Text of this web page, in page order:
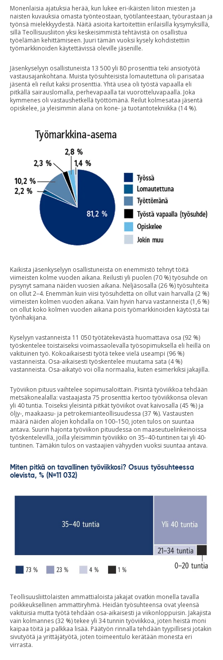
Monenlaisia ajatuksia herää, kun lukee eri-ikäisten liiton miesten ja
naisten kuvauksia omasta työnteostaan, työtilanteestaan, työurastaan ja
työnsä mielekkyydestä. Näitä asioita kartoitettiin erilaisilla kysymyksillä,
sillä Teollisuusliiton yksi keskeisimmistä tehtävistä on osallistua
työelämän kehittämiseen. Juuri tämän vuoksi kysely kohdistettiin
työmarkkinoiden käytettävissä oleville jäsenille.
Jäsenkyselyyn osallistuneista 13 500 yli 80 prosenttia teki ansiotyötä
vastausajankohtana. Muista työsuhteisista lomautettuna oli parisataa
jäsentä eli reilut kaksi prosenttia. Yhtä usea oli työstä vapaalla eli
pitkällä sairauslomalla, perhevapaalla tai vuorotteluvapaalla. Joka
kymmenes oli vastaushetkellä työttömänä. Reilut kolmesataa jäsentä
opiskelee, ja yleisimmin alana on kone- ja tuotantotekniikka (14 %).
Kaikista jäsenkyselyyn osallistuneista on enemmistö tehnyt töitä
viimeisten kolme vuoden aikana. Reilusti yli puolen (70 %) työsuhde on
pysynyt samana näiden vuosien aikana. Neljäsosalla (26 %) työsuhteita
on ollut 2–4. Enemmän kuin viisi työsuhdetta on ollut vain harvalla (2 %)
viimeisten kolmen vuoden aikana. Vain hyvin harva vastanneista (1,6 %)
on ollut koko kolmen vuoden aikana pois työmarkkinoiden käytöstä tai
työnhakijana.
Kyselyyn vastanneista 11 050 työtätekevästä huomattava osa (92 %)
työskentelee toistaiseksi voimassaolevalla työsopimuksella eli heillä on
vakituinen työ. Kokoaikaisesti työtä tekee vielä useampi (96 %)
vastanneista. Osa-aikaisesti työskentelee muutama sata (4 %)
vastanneista. Osa-aikatyö voi olla normaalia, kuten esimerkiksi jakajilla.
Työviikon pituus vaihtelee sopimusaloittain. Pisintä työviikkoa tehdään
metsäkonealalla: vastaajasta 75 prosenttia kertoo työviikkonsa olevan
yli 40 tuntia. Toiseksi yleisintä pitkät työviikot ovat kaivosalla (45 %) ja
öljy-, maakaasu- ja petrokemianteollisuudessa (37 %). Vastausten
määrä näiden alojen kohdalla on 100–150, joten tulos on suuntaa
antava. Suurin hajonta työviikon pituudessa on maaseutuelinkeinoissa
työskentelevillä, joilla yleisimmin työviikko on 35–40-tuntinen tai yli 40-
tuntinen. Tämäkin tulos on vastaajien vähyyden vuoksi suuntaa antava.
Miten pitkä on tavallinen työviikkosi? Osuus työsuhteessa
olevista, % (N=11 032)
Teollisuusliittolaisten ammattialoista jakajat ovatkin monella tavalla
poikkeuksellinen ammattiryhmä. Heidän työsuhteensa ovat yleensä
vakituisia mutta työtä tehdään osa-aikaisesti ja viikonloppuisin. Jakajista
vain kolmannes (32 %) tekee yli 34 tunnin työviikkoa, joten heistä moni
kaipaa töitä ja palkkaa lisää. Päätyön rinnalla tehdään tyypillisesi jotakin
sivutyötä ja yrittäjätyötä, joten toimeentulo kerätään monesta eri
virrasta.